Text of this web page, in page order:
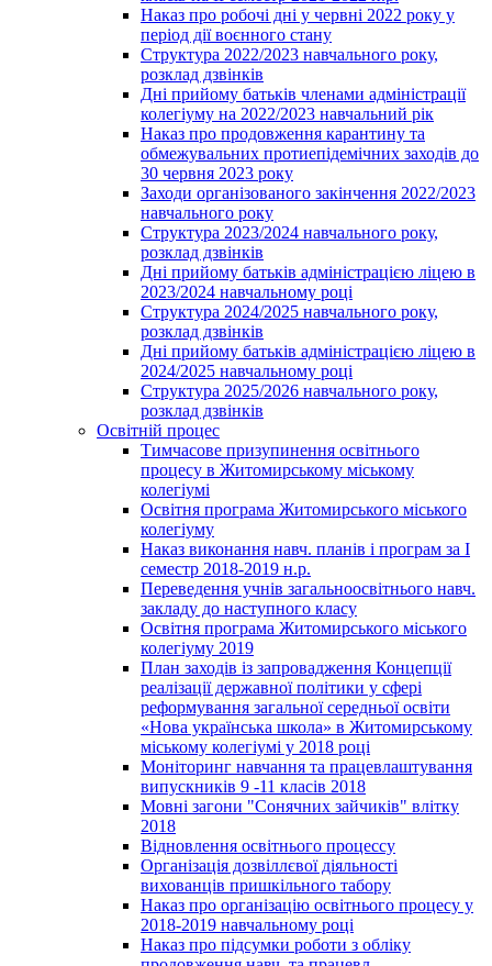
Наказ про робочі дні у червні 2022 року у
період дії воєнного стану
Структура 2022/2023 навчального року,
розклад дзвінків
Дні прийому батьків членами адміністрації
колегіуму на 2022/2023 навчальний рік
Наказ про продовження карантину та
обмежувальних протиепідемічних заходів до
30 червня 2023 року
Заходи організованого закінчення 2022/2023
навчального року
Структура 2023/2024 навчального року,
розклад дзвінків
Дні прийому батьків адміністрацією ліцею в
2023/2024 навчальному році
Структура 2024/2025 навчального року,
розклад дзвінків
Дні прийому батьків адміністрацією ліцею в
2024/2025 навчальному році
Структура 2025/2026 навчального року,
розклад дзвінків
Освітній процес
Тимчасове призупинення освітнього
процесу в Житомирському міському
колегіумі
Освітня програма Житомирського міського
колегіуму
Наказ виконання навч. планів і програм за І
семестр 2018-2019 н.р.
Переведення учнів загальноосвітнього навч.
закладу до наступного класу
Освітня програма Житомирського міського
колегіуму 2019
План заходів із запровадження Концепції
реалізації державної політики у сфері
реформування загальної середньої освіти
«Нова українська школа» в Житомирському
міському колегіумі у 2018 році
Моніторинг навчання та працевлаштування
випускників 9 -11 класів 2018
Мовні загони "Сонячних зайчиків" влітку
2018
Відновлення освітнього процессу
Організація дозвіллєвої діяльності
вихованців пришкільного табору
Наказ про організацію освітнього процесу у
2018-2019 навчальному році
Наказ про підсумки роботи з обліку